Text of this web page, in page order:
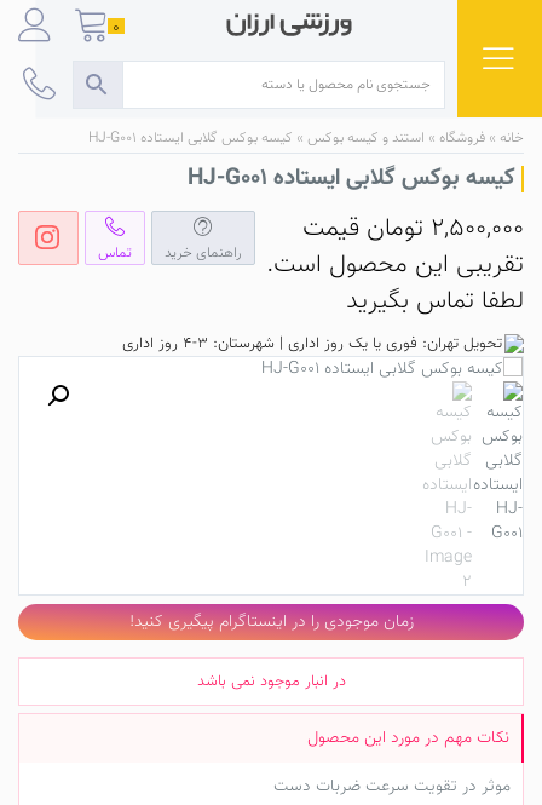
content
0
خانه » فروشگاه » استند و کیسه بوکس » کیسه بوکس گلابی ایستاده HJ-G001
کیسه بوکس گلابی ایستاده HJ-G001
راهنمای خرید تماس
2,500,000 تومان قیمت
تقریبی این محصول است.
لطفا تماس بگیرید
تحویل تهران: فوری یا یک روز اداری | شهرستان: 3-4 روز اداری
زمان موجودی را در اینستاگرام پیگیری کنید!
در انبار موجود نمی باشد
موثر در تقویت سرعت ضربات دست